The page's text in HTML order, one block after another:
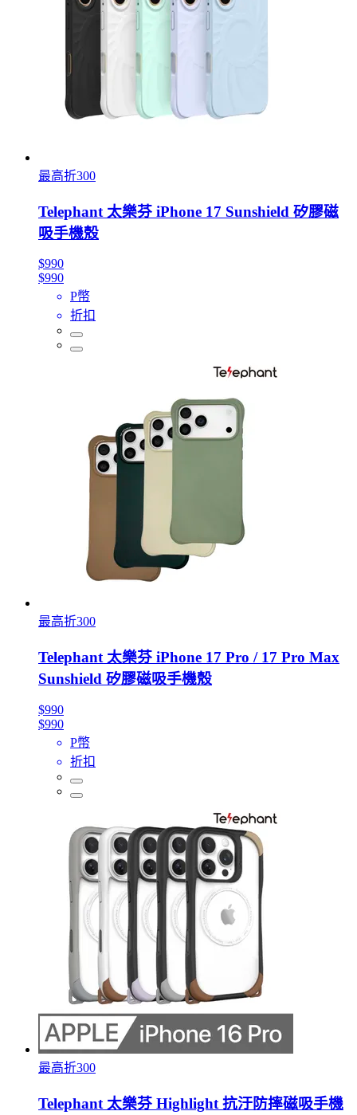
最高折300
Telephant 太樂芬 iPhone 17 Sunshield 矽膠磁
吸手機殼
$990
$990
P幣
折扣
最高折300
Telephant 太樂芬 iPhone 17 Pro / 17 Pro Max
Sunshield 矽膠磁吸手機殼
$990
$990
P幣
折扣
最高折300
Telephant 太樂芬 Highlight 抗汙防摔磁吸手機